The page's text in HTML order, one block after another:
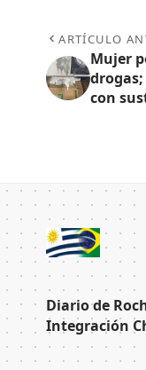
ARTÍCULO
Mujer
con
Diario de
Integración